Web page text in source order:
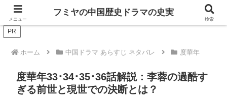
ドラマは歴史を知るともっと面白い！
PR
ホーム 中国ドラマ あらすじ ネタバレ 度華年
度華年33･34･35･36話解説：李蓉の過酷す
ぎる前世と現世での決断とは？
メニュー
フミヤの中国歴史ドラマの史実
検索